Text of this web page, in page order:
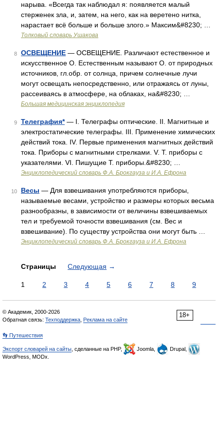
нарыва. «Всегда так наблюдал я: появляется малый
стерженек зла, и, затем, на него, как на веретено нитка,
нарастает всё больше и больше злого.» Максим&#8230; …
Толковый словарь Ушакова
8 ОСВЕЩЕНИЕ — ОСВЕЩЕНИЕ. Различают естественное и
искусственное О. Естественным называют О. от природных
источников, гл.обр. от солнца, причем солнечные лучи
могут освещать непосредственно, или отражаясь от луны,
рассеиваясь в атмосфере, на облаках, на&#8230; …
Большая медицинская энциклопедия
9 Телеграфия*— I. Телеграфы оптические. II. Магнитные и
электростатические телеграфы. III. Применение химических
действий тока. IV. Первые применения магнитных действий
тока. Приборы с магнитными стрелками. V. Т. приборы с
указателями. VI. Пишущие Т. приборы.&#8230; …
Энциклопедический словарь Ф.А. Брокгауза и И.А. Ефрона
10 Весы — Для взвешивания употребляются приборы,
называемые весами, устройство и размеры которых весьма
разнообразны, в зависимости от величины взвешиваемых
тел и требуемой точности взвешивания (см. Вес и
взвешивание). По существу устройства они могут быть …
Энциклопедический словарь Ф.А. Брокгауза и И.А. Ефрона
Страницы Следующая →
1 2 3 4 5 6 7 8 9
18+
© Академик, 2000-2026
Обратная связь: Техподдержка Реклама на сайте
👣 Путешествия
Экспорт словарей на сайты , сделанные на PHP, Joomla,
Drupal,
WordPress, MODx.